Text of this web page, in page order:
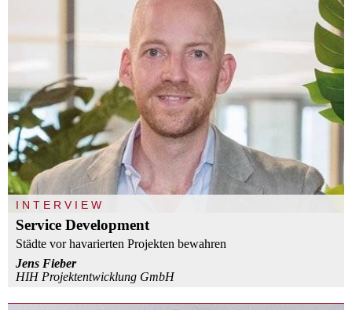
INTERVIEW
Service Development
Städte vor havarierten Projekten bewahren
Jens Fieber
HIH Projektentwicklung GmbH